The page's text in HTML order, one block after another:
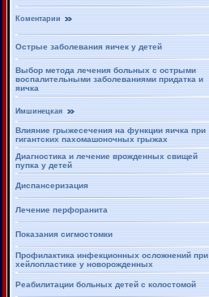
Коментарии
Острые заболевания яичек у детей
Выбор метода лечения больных с острыми
воспалительными заболеваниями придатка и
яичка
Имшинецкая
Влияние грыжесечения на функции яичка при
гигантских пахомашоночных грыжах
Диагностика и лечение врожденных свищей
пупка у детей
Диспансеризация
Лечение перфоранита
Показания сигмостомки
Профилактика инфекционных осложнений при
хейлопластике у новорожденных
Реабилитации больных детей с колостомой